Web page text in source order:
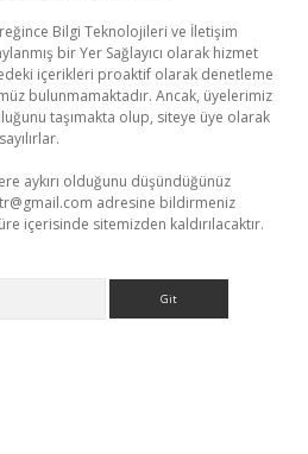
Bilgi Teknolojileri ve İletişim
bir Yer Sağlayıcı olarak hizmet
içerikleri proaktif olarak denetleme
bulunmamaktadır. Ancak, üyelerimiz
taşımakta olup, siteye üye olarak
aykırı olduğunu düşündüğünüz
adresine bildirmeniz
içerisinde sitemizden kaldırılacaktır.